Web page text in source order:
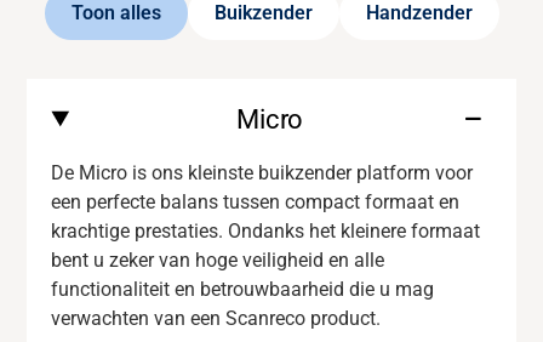
Toon alles Buikzender Handzender
Micro
De Micro is ons kleinste buikzender platform voor
een perfecte balans tussen compact formaat en
krachtige prestaties. Ondanks het kleinere formaat
bent u zeker van hoge veiligheid en alle
functionaliteiten betrouwbaarheid die u mag
verwachten van eenScanreco product.